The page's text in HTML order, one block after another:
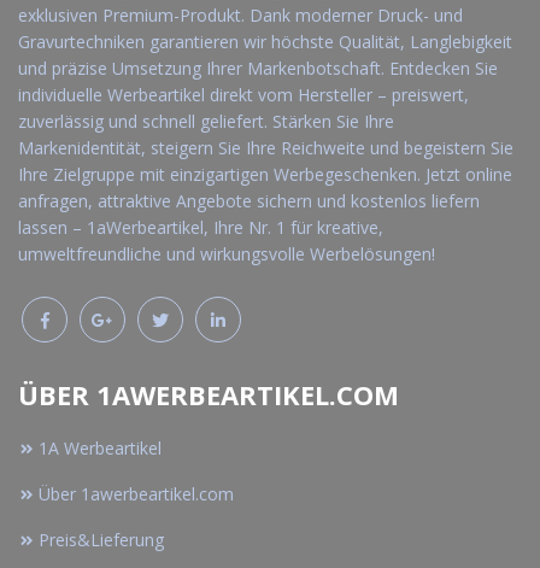
exklusiven Premium-Produkt. Dank moderner Druck- und
Gravurtechniken garantieren wir höchste Qualität, Langlebigkeit
und präzise Umsetzung Ihrer Markenbotschaft. Entdecken Sie
individuelle Werbeartikel direkt vom Hersteller – preiswert,
zuverlässig und schnell geliefert. Stärken Sie Ihre
Markenidentität, steigern Sie Ihre Reichweite und begeistern Sie
Ihre Zielgruppe mit einzigartigen Werbegeschenken. Jetzt online
anfragen, attraktive Angebote sichern und kostenlos liefern
lassen – 1aWerbeartikel, Ihre Nr. 1 für kreative,
umweltfreundliche und wirkungsvolle Werbelösungen!
ÜBER 1AWERBEARTIKEL.COM
1A Werbeartikel
Über 1awerbeartikel.com
Preis&Lieferung